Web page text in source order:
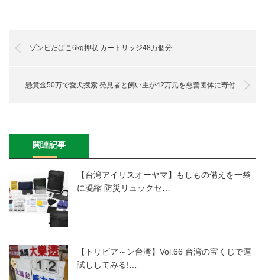
ゾンビたばこ6kg押収 カートリッジ48万個分
懸賞金50万で愛犬捜索 発見者と飼い主が42万元を慈善団体に寄付
関連記事
【台湾アイリスオーヤマ】もしもの備えを一袋
に凝縮 防災リュックセ…
【トリビア～ン台湾】Vol.66 台湾の宝くじで運
試ししてみる!…